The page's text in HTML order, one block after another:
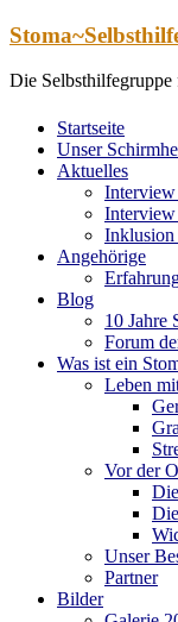
Zum
springen
Die Selbsthilfegruppe
Startseite
Unser
Aktuelles
Inklusion
Angehörige
Blog
10 Jahre
Forum
Was ist ein
Leben
Vor der
Unser
Partner
Bilder